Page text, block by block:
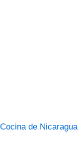
Cocina de Nicaragua